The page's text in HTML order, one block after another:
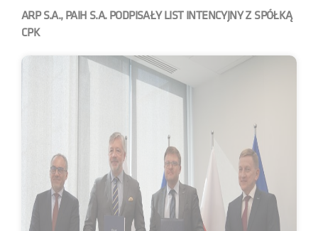
ARP S.A., PAIH S.A. PODPISAŁY LIST INTENCYJNY Z SPÓŁKĄ
CPK